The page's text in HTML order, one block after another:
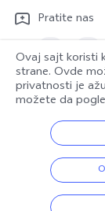
Nadogradnja
Uputstvo za
Evidencija
Garantna politika
Pravna
Održivost
vivo Centar za
Pratite nas
Serbia |
© {3} vivo Mobile
Politika privatnosti |
Postavka za kolačiće
Ovaj sajt koristi
strane. Ovde
privatnosti je
možete da